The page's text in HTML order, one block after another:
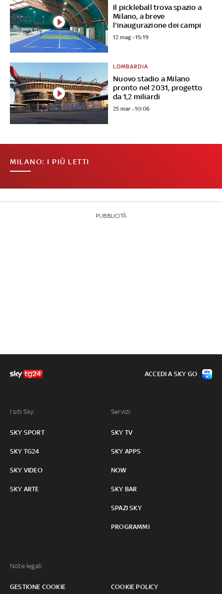
Il pickleball trova spazio a
Milano, a breve
l'inaugurazione dei campi
12 mag - 15:19
Nuovo stadio a Milano
pronto nel 2031, progetto
da 1,2 miliardi
LOMBARDIA
25 mar - 10:06
MILANO: I PIÙ LETTI
PUBBLICITÀ
I siti Sky:
SKY SPORT
SKY TG24
SKY VIDEO
SKY ARTE
Servizi:
SKY TV
SKY APPS
NOW
SKY BAR
SPAZI SKY
PROGRAMMI
Note legali:
GESTIONE COOKIE COOKIE POLICY
ACCEDI A SKY GO